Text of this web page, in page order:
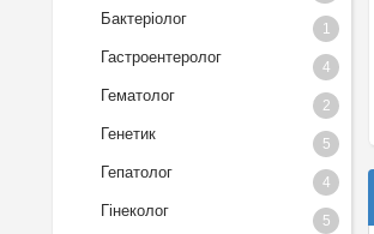
Бактеріолог
1
Гастроентеролог
4
Гематолог
2
Генетик
5
Гепатолог
4
Гінеколог
5